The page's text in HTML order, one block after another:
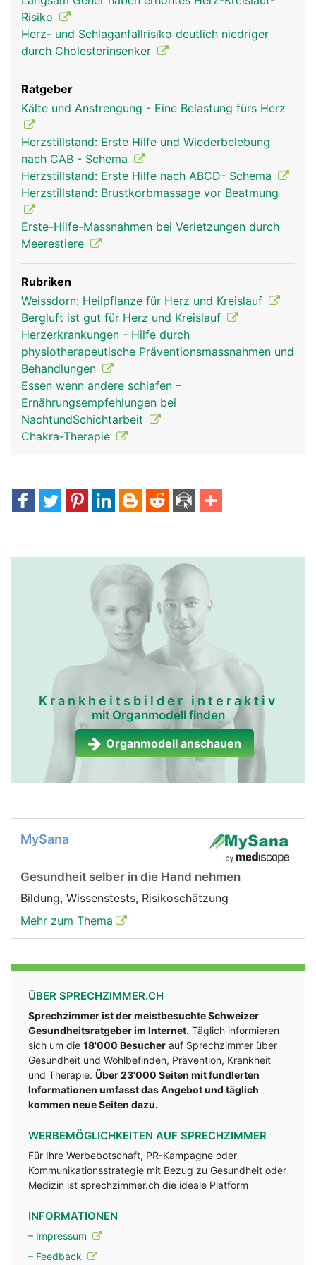
herz frau herz mann
Risiko
Herz- und Schlaganfallrisiko deutlich niedriger
durch Cholesterinsenker
Ratgeber
Kälte und Anstrengung - Eine Belastung fürs Herz
Herzstillstand: Erste Hilfe und Wiederbelebung
nach CAB - Schema
Herzstillstand: Erste Hilfe nach ABCD- Schema
Herzstillstand: Brustkorbmassage vor Beatmung
Erste-Hilfe-Massnahmen bei Verletzungen durch
Meerestiere
Rubriken
Weissdorn: Heilpflanze für Herz und Kreislauf
Bergluft ist gut für Herz und Kreislauf
Herzerkrankungen - Hilfe durch
physiotherapeutische Präventionsmassnahmen und
Behandlungen
Essen wenn andere schlafen –
Ernährungsempfehlungen bei
NachtundSchichtarbeit
Chakra-Therapie
Krankheitsbilder interaktiv
mit Organmodell finden
Organmodell anschauen
MySana
Gesundheit selber in die Hand nehmen
Bildung, Wissenstests, Risikoschätzung
Mehr zum Thema
ÜBER SPRECHZIMMER.CH
Sprechzimmer ist der meistbesuchte Schweizer
Gesundheitsratgeber im Internet. Täglich informieren
sich um die 18'000 Besucher auf Sprechzimmer über
Gesundheit und Wohlbefinden, Prävention, Krankheit
und Therapie. Über 23'000 Seiten mit fundlerten
Informationen umfasst das Angebot und täglich
kommen neue Seiten dazu.
WERBEMÖGLICHKEITEN AUF SPRECHZIMMER
Für Ihre Werbebotschaft, PR-Kampagne oder
Kommunikationsstrategie mit Bezug zu Gesundheit oder
Medizin ist sprechzimmer.ch die ideale Platform
INFORMATIONEN
– Impressum
– Feedback